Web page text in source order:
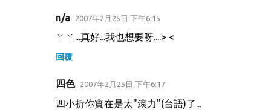
n/a 2007年2月25日 下午6:15
ㄚㄚ...真好...我也想要呀....> <
回覆
四色 2007年2月25日 下午6:17
四小折你實在是太"滾力"(台語)了...